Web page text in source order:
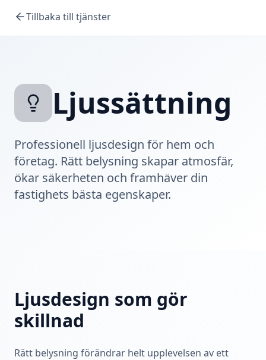
Tillbaka till tjänster
Ljussättning
Professionell ljusdesign för hem och
företag. Rätt belysning skapar atmosfär,
ökar säkerheten och framhäver din
fastighets bästa egenskaper.
Ljusdesign som gör
skillnad
Rätt belysning förändrar helt upplevelsen av ett